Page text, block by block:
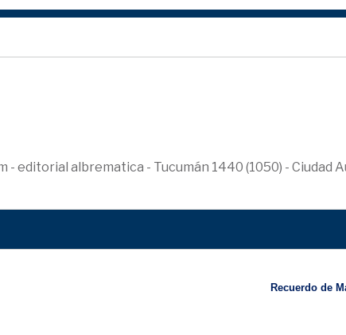
- editorial albrematica - Tucumán 1440 (1050) - Ciudad
Recuerdo de